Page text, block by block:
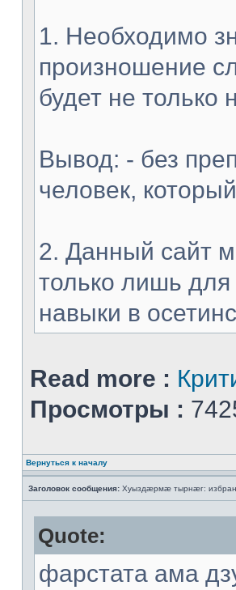
1. Необходимо
произношение
будет не
Вывод: - без
человек,
2. Данный сайт
только лишь
навыки в
Read more :
Просмотры :
Вернуться к началу
Заголовок сообщения: Хуыздæрмæ тырнæг:
Quote:
фарстата ама